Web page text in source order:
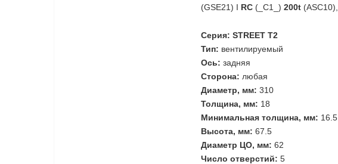
(GSE21) I RC (_C1_) 200t (ASC10),
Серия: STREET T2
Тип: вентилируемый
Ось: задняя
Сторона: любая
Диаметр, мм: 310
Толщина, мм: 18
Минимальная толщина, мм: 16.5
Высота, мм: 67.5
Диаметр ЦО, мм: 62
Число отверстий: 5